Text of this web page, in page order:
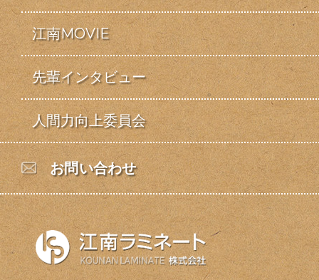
江南MOVIE
先輩インタビュー
人間力向上委員会
お問い合わせ